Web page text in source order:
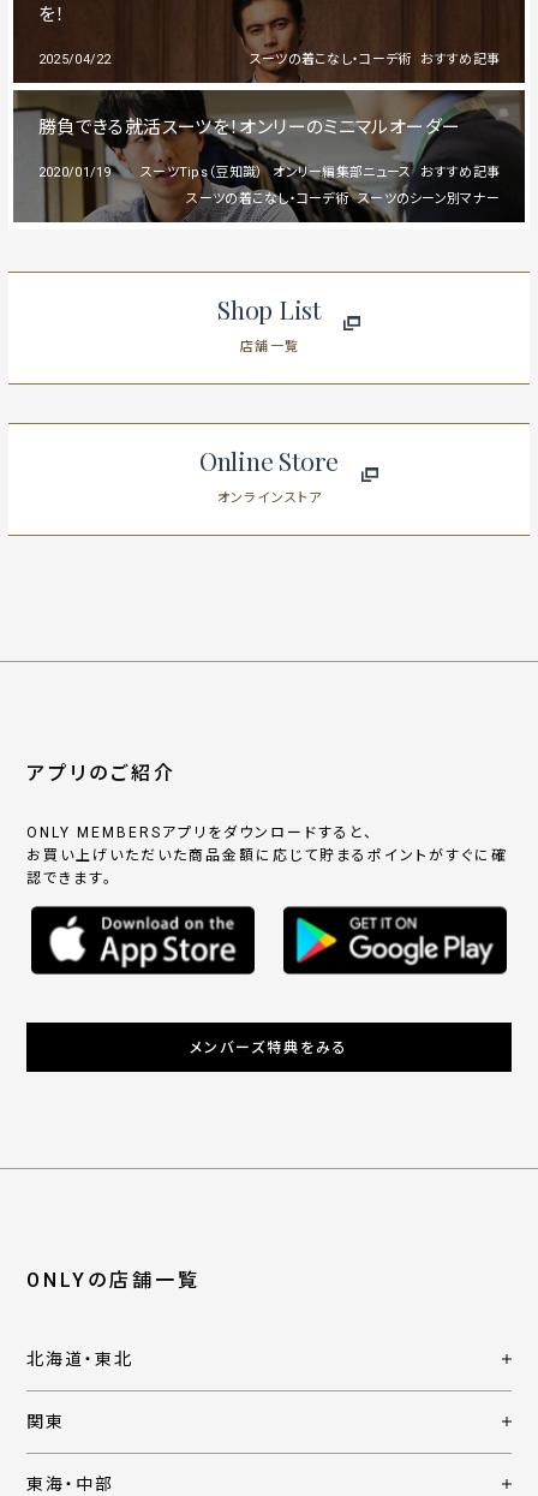
を！
2025/04/22 おすすめ記事
スーツの着こなし・コーデ術
勝負できる就活スーツを！オンリーのミニマルオーダー
2020/01/19 おすすめ記事
オンリー編集部ニュース
スーツTips（豆知識）
スーツのシーン別マナー
スーツの着こなし・コーデ術
Shop List
店舗一覧
Online Store
オンラインストア
アプリのご紹介
ONLY MEMBERSアプリをダウンロードすると、
お買い上げいただいた商品金額に応じて貯まるポイントがすぐに確
認できます。
メンバーズ特典をみる
ONLYの店舗一覧
北海道・東北
関東
東海・中部